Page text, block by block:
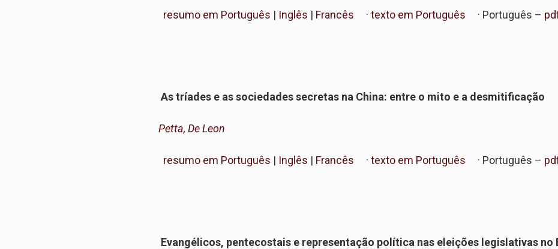
resumo em Português | Inglês | Francês · texto em Português · Português –
As tríades e as sociedades secretas na China: entre o mito e a desmitificação
Petta, De Leon
resumo em Português | Inglês | Francês · texto em Português · Português –
Evangélicos, pentecostais e representação política nas eleições legislativas no